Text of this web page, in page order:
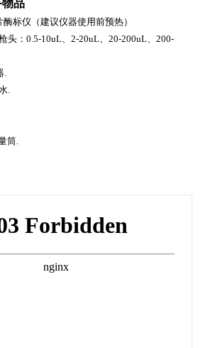
品
酶标仪（建议仪器使用前预热）
头：0.5-10uL、2-20uL、20-200uL、200-
.
.
筒.